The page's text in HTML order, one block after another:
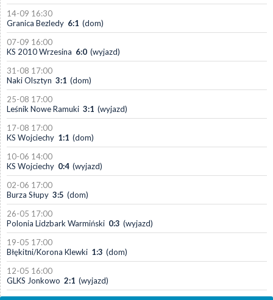
14-09 16:30
Granica Bezledy 6:1 (dom)
07-09 16:00
KS 2010 Wrzesina 6:0 (wyjazd)
31-08 17:00
Naki Olsztyn 3:1 (dom)
25-08 17:00
Leśnik Nowe Ramuki 3:1 (wyjazd)
17-08 17:00
KS Wojciechy 1:1 (dom)
10-06 14:00
KS Wojciechy 0:4 (wyjazd)
02-06 17:00
Burza Słupy 3:5 (dom)
26-05 17:00
Polonia Lidzbark Warmiński 0:3 (wyjazd)
19-05 17:00
Błękitni/Korona Klewki 1:3 (dom)
12-05 16:00
GLKS Jonkowo 2:1 (wyjazd)